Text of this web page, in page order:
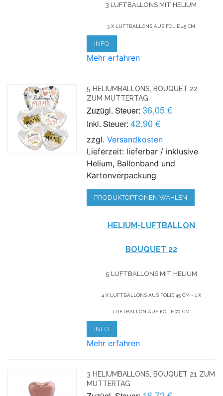
3 LUFTBALLONS MIT HELIUM
3 X LUFTBALLONS AUS FOLIE 45 CM
INFO
Mehr erfahren
5 HELIUMBALLONS, BOUQUET 22
ZUM MUTTERTAG
Zuzügl. Steuer: 36,05 €
Inkl. Steuer: 42,90 €
zzgl.Versandkosten
Lieferzeit: lieferbar / inklusive
Helium, Ballonband und
Kartonverpackung
PRODUKTOPTIONEN WÄHLEN
HELIUM-LUFTBALLON
BOUQUET 22
5 LUFTBALLONS MIT HELIUM
4 X LUFTBALLONS AUS FOLIE 45 CM - 1 X
LUFTBALLON AUS FOLIE 70 CM
INFO
Mehr erfahren
3 HELIUMBALLONS, BOUQUET 21 ZUM
MUTTERTAG